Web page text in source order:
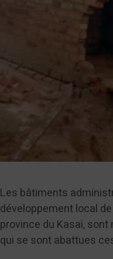
Les bâtiments
développement local
province du Kasaï,
qui se sont abattues